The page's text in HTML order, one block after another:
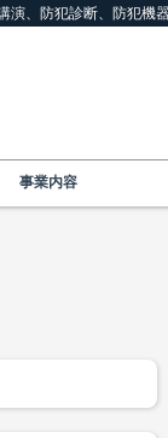
、防犯診断、防犯機
事業内容